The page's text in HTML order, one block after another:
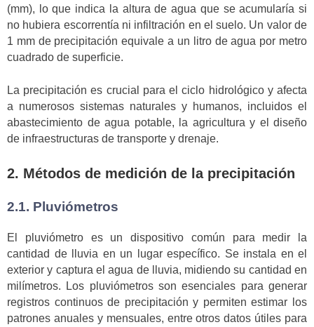
(mm), lo que indica la altura de agua que se acumularía si
no hubiera escorrentía ni infiltración en el suelo. Un valor de
1 mm de precipitación equivale a un litro de agua por metro
cuadrado de superficie.
La precipitación es crucial para el ciclo hidrológico y afecta
a numerosos sistemas naturales y humanos, incluidos el
abastecimiento de agua potable, la agricultura y el diseño
de infraestructuras de transporte y drenaje.
2. Métodos de medición de la precipitación
2.1. Pluviómetros
El pluviómetro es un dispositivo común para medir la
cantidad de lluvia en un lugar específico. Se instala en el
exterior y captura el agua de lluvia, midiendo su cantidad en
milímetros. Los pluviómetros son esenciales para generar
registros continuos de precipitación y permiten estimar los
patrones anuales y mensuales, entre otros datos útiles para